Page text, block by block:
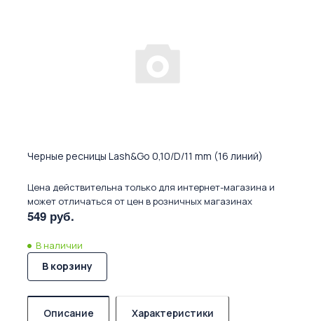
Черные ресницы Lash&Go 0,10/D/11 mm (16 линий)
Цена действительна только для интернет-магазина и
может отличаться от цен в розничных магазинах
549 руб.
В наличии
В корзину
Описание Характеристики